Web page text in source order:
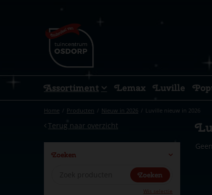
Home Producten Nieuw in 2026 Luville nieuw in 2026
Assortiment Lemax Luville
Terug naar overzicht
Zoeken
Wis selectie